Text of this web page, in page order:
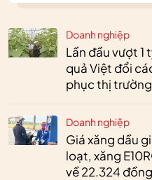
Doanh nghiệp
Lần đầu vượt 1
quả Việt đổi
phục thị trường
Doanh nghiệp
Giá xăng dầu
loạt, xăng
về 22.324